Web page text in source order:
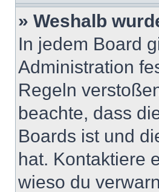
» Weshalb
In jedem Board
Administration
Regeln
beachte, dass
Boards ist und
hat. Kontaktiere
wieso du